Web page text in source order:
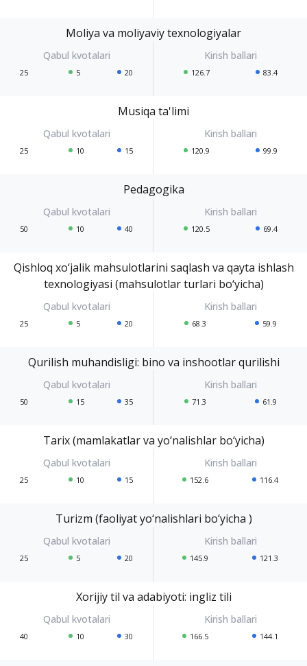
Moliya va moliyaviy texnologiyalar
25 5 20 126.7 83.4
Musiqa ta'limi
25 10 15 120.9 99.9
Pedagogika
50 10 40 120.5 69.4
Qishloq xo‘jalik mahsulotlarini saqlash va qayta ishlash
texnologiyasi (mahsulotlar turlari bo‘yicha)
25 5 20 68.3 59.9
Qurilish muhandisligi: bino va inshootlar qurilishi
50 15 35 71.3 61.9
Tarix (mamlakatlar va yo‘nalishlar bo‘yicha)
25 10 15 152.6 116.4
Turizm (faoliyat yo‘nalishlari bo‘yicha )
25 5 20 145.9 121.3
Xorijiy til va adabiyoti: ingliz tili
40 10 30 166.5 144.1